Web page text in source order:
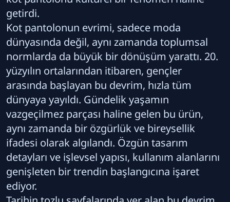
getirdi.
Kot pantolonun evrimi, sadece moda
dünyasında değil, aynı zamanda toplumsal
normlarda da büyük bir dönüşüm yarattı. 20.
yüzyılın ortalarından itibaren, gençler
arasında başlayan bu devrim, hızla tüm
dünyaya yayıldı. Gündelik yaşamın
vazgeçilmez parçası haline gelen bu ürün,
aynı zamanda bir özgürlük ve bireysellik
ifadesi olarak algılandı. Özgün tasarım
detayları ve işlevsel yapısı, kullanım alanlarını
genişleten bir trendin başlangıcına işaret
ediyor.